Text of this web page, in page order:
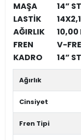
MAŞA
14”
LASTİK
AĞIRLIK
10,00
FREN
V-
KADRO
14”
Ağırlık
Cinsiyet
Fren Tipi